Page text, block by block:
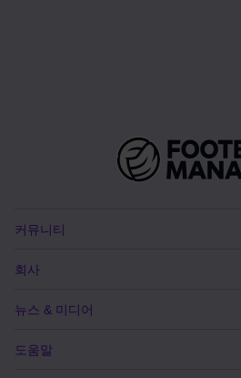
커뮤니티
회사
뉴스 & 미디어
도움말